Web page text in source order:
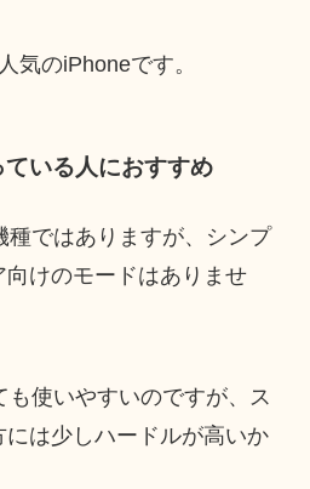
気のiPhoneです。
いる人におすすめ
種ではありますが、シンプ
けのモードはありませ
も使いやすいのですが、ス
は少しハードルが高いか